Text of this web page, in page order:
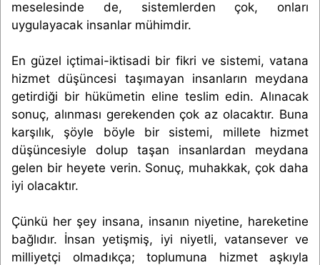
meselesinde de, sistemlerden çok, onları
uygulayacak insanlar mühimdir.
En güzel içtimai-iktisadi bir fikri ve sistemi, vatana
hizmet düşüncesi taşımayan insanların meydana
getirdiği bir hükümetin eline teslim edin. Alınacak
sonuç, alınması gerekenden çok az olacaktır. Buna
karşılık, şöyle böyle bir sistemi, millete hizmet
düşüncesiyle dolup taşan insanlardan meydana
gelen bir heyete verin. Sonuç, muhakkak, çok daha
iyi olacaktır.
Çünkü her şey insana, insanın niyetine, hareketine
bağlıdır. İnsan yetişmiş, iyi niyetli, vatansever ve
milliyetçi olmadıkça; toplumuna hizmet aşkıyla